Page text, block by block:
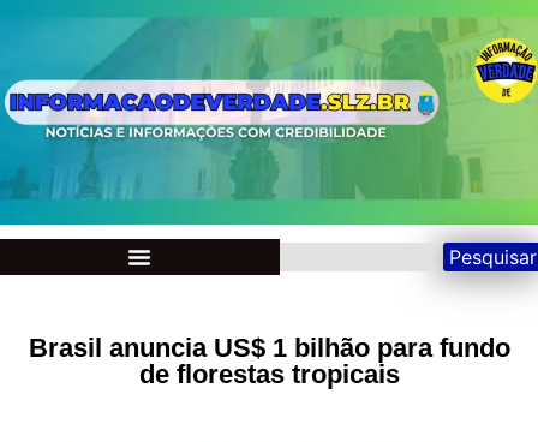
Pesquisar
Brasil anuncia US$ 1 bilhão para fundo
de florestas tropicais